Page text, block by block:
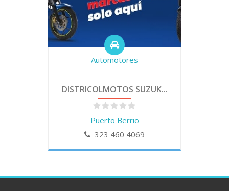
Automotores
DISTRICOLMOTOS SUZUK...
Puerto Berrio
323 460 4069